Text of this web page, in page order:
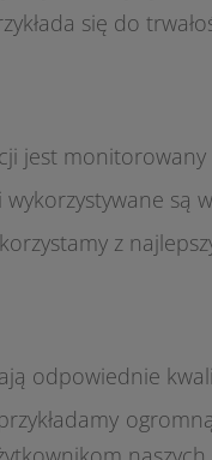
się do
jest
są
z
odpowiednie